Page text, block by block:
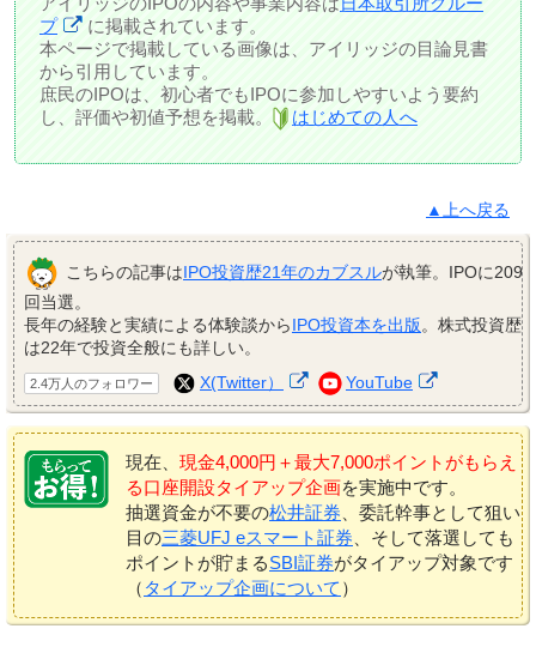
プ
に掲載されています。
本ページで掲載している画像は、アイリッジの目論見書
から引用しています。
庶民のIPOは、初心者でもIPOに参加しやすいよう要約
し、評価や初値予想を掲載。
はじめての人へ
▲上へ戻る
こちらの記事はIPO投資歴21年のカブスルが執筆。IPOに209
回当選。
長年の経験と実績による体験談からIPO投資本を出版。株式投資歴
は22年で投資全般にも詳しい。
2.4万人のフォロワー X(Twitter） YouTube
現在、 現金4,000円＋最大7,000ポイントがもらえ
る口座開設タイアップ企画を実施中です。
抽選資金が不要の松井証券 、委託幹事として狙い
目の三菱UFJ eスマート証券 、そして落選しても
ポイントが貯まるSBI証券がタイアップ対象です
（ タイアップ企画について ）